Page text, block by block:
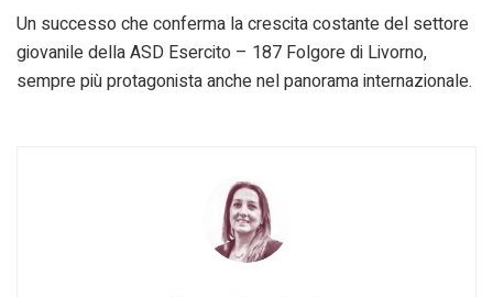
Un successo che conferma la crescita costante del settore
giovanile della ASD Esercito – 187 Folgore di Livorno,
sempre più protagonista anche nel panorama internazionale.